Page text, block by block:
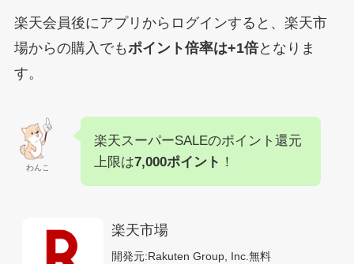
楽天会員後にアプリからログインすると、楽天市
場からの購入でもポイント倍率は+1倍となりま
す。
わんこ
楽天スーパーSALEのポイント還元
上限は7,000ポイント ！
楽天市場
開発元:Rakuten Group, Inc.無料